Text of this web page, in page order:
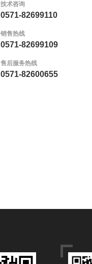
技术咨询
0571-82699110
销售热线
0571-82699109
售后服务热线
0571-82600655